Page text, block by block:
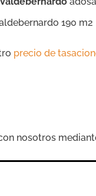
190 m2
precio de
nosotros